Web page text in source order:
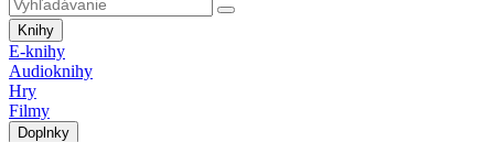
Knihy
E-knihy
Audioknihy
Hry
Filmy
Doplnky